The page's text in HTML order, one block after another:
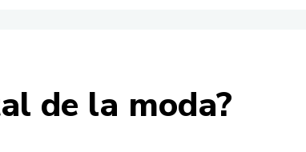
de la moda?